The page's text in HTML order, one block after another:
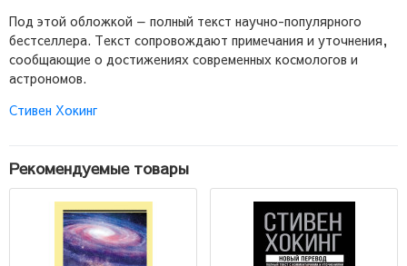
Под этой обложкой — полный текст научно-популярного
бестселлера. Текст сопровождают примечания и уточнения,
сообщающие о достижениях современных космологов и
астрономов.
Стивен Хокинг
Рекомендуемые товары